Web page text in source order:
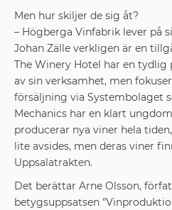
Men hur skiljer de sig åt?
– Högberga Vinfabrik lever på
Johan Zälle verkligen är en
The Winery Hotel har en
av sin verksamhet, men
försäljning via Systembolaget
Mechanics har en klart
producerar nya viner hela
lite avsides, men deras viner
Uppsalatrakten.
Det berättar Arne Olsson,
betygsuppsatsen